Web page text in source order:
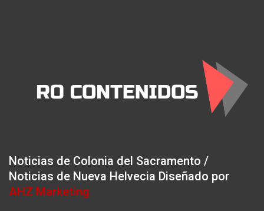
Noticias de Colonia del Sacramento /
Noticias de Nueva Helvecia Diseñado por
AHZ Marketing